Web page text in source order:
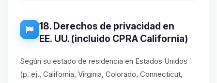
18. Derechos de privacidad en
EE. UU. (incluido CPRA California)
Según su estado de residencia en Estados Unidos
(p. ej., California, Virginia, Colorado, Connecticut,